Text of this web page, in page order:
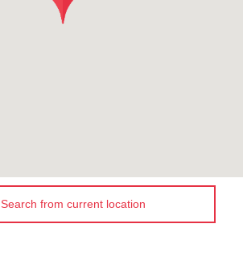
Search from current location